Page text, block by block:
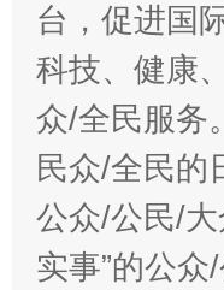
台，促进国
科技、健康
众/全民服务
民众/全民的
公众/公民/
实事”的公